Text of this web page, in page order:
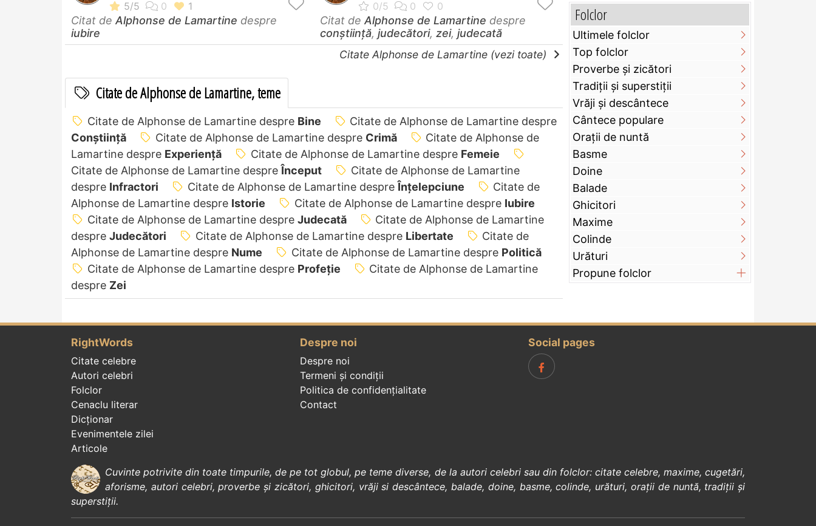
Citat de Alphonse de Lamartine despre
iubire
Citat de Alphonse de Lamartine despre
conștiință, judecători, zei, judecată
Citate Alphonse de Lamartine (vezi toate)
Citate de Alphonse de Lamartine, teme
Citate de Alphonse de Lamartine despre Bine
Citate de Alphonse de Lamartine despre
Conștiință
Citate de Alphonse de Lamartine despre Crimă
Citate de Alphonse de
Lamartine despre Experiență Citate de Alphonse de Lamartine despre Femeie
Citate de Alphonse de Lamartine despre Început
Citate de Alphonse de Lamartine
despre Infractori Citate de Alphonse de Lamartine despre Înțelepciune
Citate de
Alphonse de Lamartine despre Istorie Citate de Alphonse de Lamartine despre Iubire
Citate de Alphonse de Lamartine despre Judecată
Citate de Alphonse de Lamartine
despre Judecători Citate de Alphonse de Lamartine despre Libertate
Citate de
Alphonse de Lamartine despre Nume Citate de Alphonse de Lamartine despre Politică
Citate de Alphonse de Lamartine despre Profeție
Citate de Alphonse de Lamartine
despre Zei
Folclor
Ultimele folclor
Top folclor
Proverbe și zicători
Tradiții și superstiții
Vrăji și descântece
Cântece populare
Orații de nuntă
Basme
Doine
Balade
Ghicitori
Maxime
Colinde
Urături
Propune folclor
RightWords
Citate celebre
Autori celebri
Folclor
Cenaclu literar
Dicționar
Evenimentele zilei
Articole
Despre noi
Despre noi
Termeni și condiții
Politica de confidenţialitate
Contact
Social pages
Cuvinte potrivite din toate timpurile, de pe tot globul, pe teme diverse, de la autori celebrisau din folclor: citate celebre, maxime,cugetări,
aforisme, autori celebri,proverbe și zicători, ghicitori, vrăji si descântece, balade, doine, basme,colinde, urături, orații de nuntă, tradiții și
superstiții.